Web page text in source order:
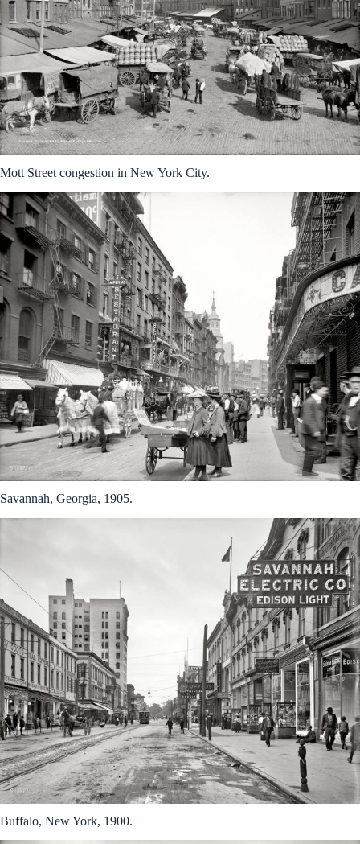
Mott Street congestion in New York City.
Savannah, Georgia, 1905.
Buffalo, New York, 1900.